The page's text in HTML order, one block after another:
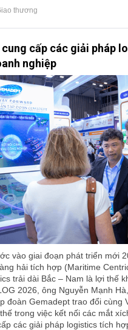
thương
cấp các giải pháp
nghiệp
vào giai đoạn phát triển mới
hải tích hợp (Maritime
trải dài Bắc – Nam là lợi thế
2026, ông Nguyễn Mạnh
đoàn Gemadept trao đổi cùng
trong việc kết nối các mắt
các giải pháp logistics tích